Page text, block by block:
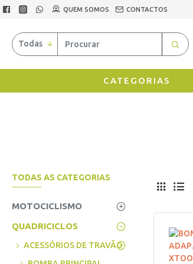
QUEM SOMOS CONTACTOS
Todas
CATEGORIAS
TODAS AS CATEGORIAS
MOTOCICLISMO
QUADRICICLOS
ACESSÓRIOS DE TRAVÃO